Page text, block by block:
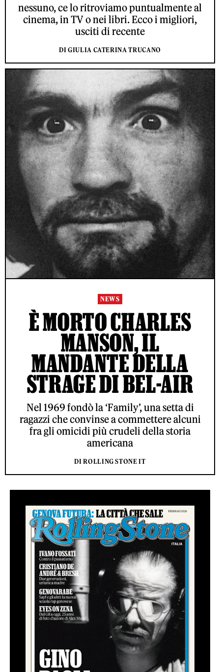
nessuno, ce lo ritroviamo puntualmente al
cinema, in TV o nei libri. Ecco i migliori,
usciti di recente
DI GIULIA CATERINA TRUCANO
NEWS
È MORTO CHARLES
MANSON, IL
MANDANTE DELLA
STRAGE DI BEL-AIR
Nel 1969 fondò la ‘Family’, una setta di
ragazzi che convinse a commettere alcuni
fra gli omicidi più crudeli della storia
americana
DI ROLLING STONE IT